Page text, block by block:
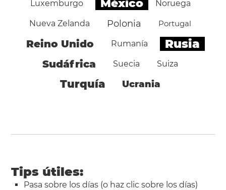
Luxemburgo México Noruega
Nueva Zelanda Polonia Portugal
Reino Unido Rumanía Rusia
Sudáfrica Suecia Suiza
Turquía Ucrania
Tips útiles:
Pasa sobre los días (o haz clic sobre los días)